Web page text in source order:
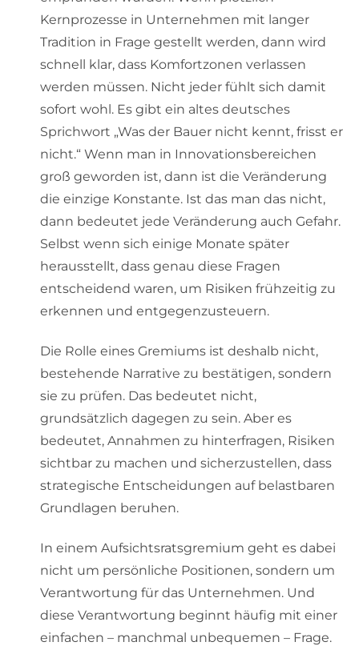
Kernprozesse in Unternehmen mit langer
Tradition in Frage gestellt werden, dann wird
schnell klar, dass Komfortzonen verlassen
werden müssen. Nicht jeder fühlt sich damit
sofort wohl. Es gibt ein altes deutsches
Sprichwort „Was der Bauer nicht kennt, frisst er
nicht.“ Wenn man in Innovationsbereichen
groß geworden ist, dann ist die Veränderung
die einzige Konstante. Ist das man das nicht,
dann bedeutet jede Veränderung auch Gefahr.
Selbst wenn sich einige Monate später
herausstellt, dass genau diese Fragen
entscheidend waren, um Risiken frühzeitig zu
erkennen und entgegenzusteuern.
Die Rolle eines Gremiums ist deshalb nicht,
bestehende Narrative zu bestätigen, sondern
sie zu prüfen. Das bedeutet nicht,
grundsätzlich dagegen zu sein. Aber es
bedeutet, Annahmen zu hinterfragen, Risiken
sichtbar zu machen und sicherzustellen, dass
strategische Entscheidungen auf belastbaren
Grundlagen beruhen.
In einem Aufsichtsratsgremium geht es dabei
nicht um persönliche Positionen, sondern um
Verantwortung für das Unternehmen. Und
diese Verantwortung beginnt häufig mit einer
einfachen – manchmal unbequemen – Frage.